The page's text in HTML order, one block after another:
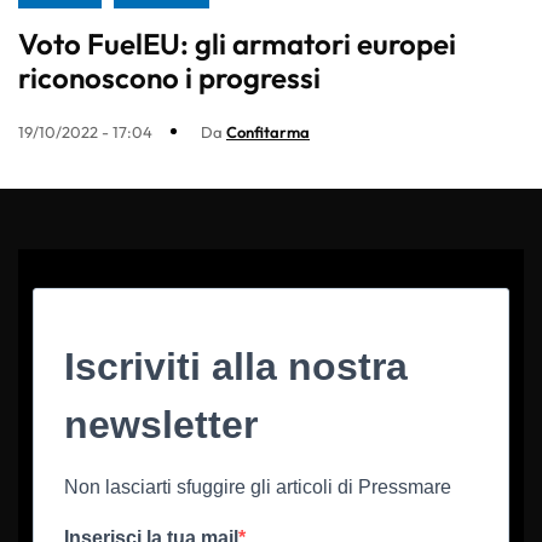
Voto FuelEU: gli armatori europei
riconoscono i progressi
19/10/2022 - 17:04 Da Confitarma
Iscriviti alla nostra
newsletter
Non lasciarti sfuggire gli articoli di Pressmare
Inserisci la tua mail